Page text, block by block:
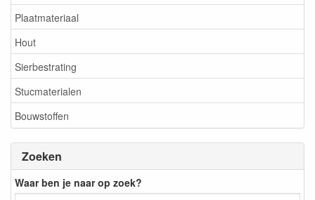
Plaatmateriaal
Hout
Sierbestrating
Stucmaterialen
Bouwstoffen
Zoeken
Waar ben je naar op zoek?